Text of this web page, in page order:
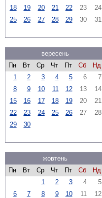
18
19 20 21 22 23
24
25
26 27 28 29 30 31
вересень
Пн
Вт Ср Чт Пт Сб
Нд
1
2 3 4 5 6
7
8
9 10 11 12 13
14
15
16 17 18 19 20
21
22
23 24 25 26 27
28
29
30
жовтень
Пн
Вт Ср Чт Пт Сб
Нд
1
2 3 4
5
6
7 8 9 10 11
12